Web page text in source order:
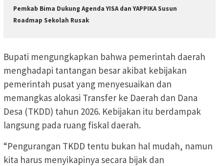
Pemkab Bima Dukung Agenda YISA dan YAPPIKA Susun
Roadmap Sekolah Rusak
Bupati mengungkapkan bahwa pemerintah daerah
menghadapi tantangan besar akibat kebijakan
pemerintah pusat yang menyesuaikan dan
memangkas alokasi Transfer ke Daerah dan Dana
Desa (TKDD) tahun 2026. Kebijakan itu berdampak
langsung pada ruang fiskal daerah.
“Pengurangan TKDD tentu bukan hal mudah, namun
kita harus menyikapinya secara bijak dan